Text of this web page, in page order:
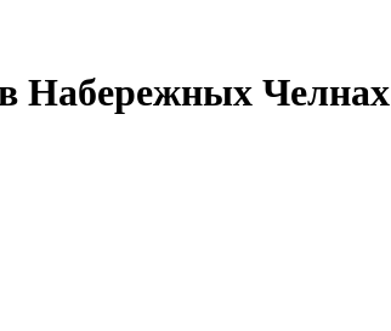
Набережных Челнах